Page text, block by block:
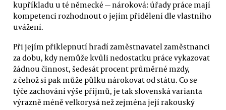
kupříkladu u té německé — nároková: úřady práce mají
kompetenci rozhodnout o jejím přidělení dle vlastního
uvážení.
Při jejím přiklepnutí hradí zaměstnavatel zaměstnanci
za dobu, kdy nemůže kvůli nedostatku práce vykazovat
žádnou činnost, šedesát procent průměrné mzdy,
z čehož si pak může půlku nárokovat od státu. Co se
týče zachování výše příjmů, je tak slovenská varianta
výrazně méně velkorysá než zejména její rakouský